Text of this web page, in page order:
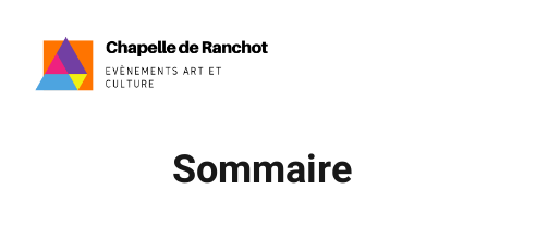
contenu
Vous pensez que miser toujours sur votre
erreurs les plus fréquentes chez les
Sommaire